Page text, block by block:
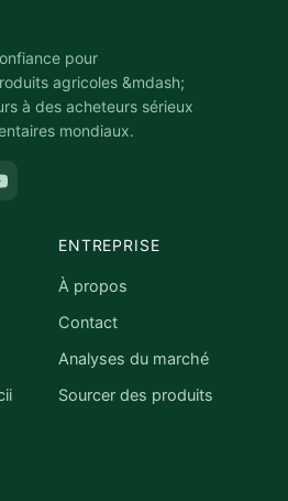
pour
agricoles &mdash;
à des acheteurs sérieux
mondiaux.
ENTREPRISE
À propos
Contact
Analyses du marché
Sourcer des produits